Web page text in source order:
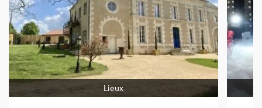
Lieux